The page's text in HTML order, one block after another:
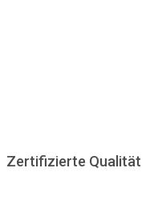
Zertifizierte Qualität